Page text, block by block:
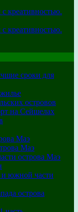
креативностью.
креативностью.
сроки для
островов
на Сейшелах
Маэ
Маэ
острова Маэ
южной части
острова